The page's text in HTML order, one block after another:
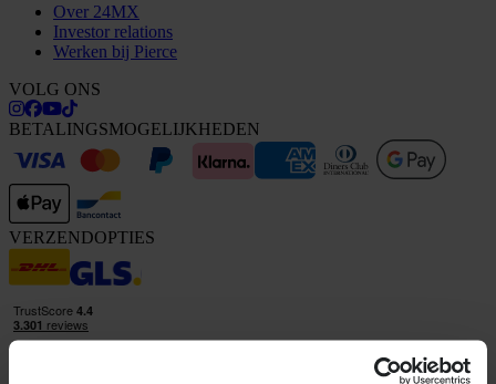
Over 24MX
Investor relations
Werken bij Pierce
VOLG ONS
BETALINGSMOGELIJKHEDEN
VERZENDOPTIES